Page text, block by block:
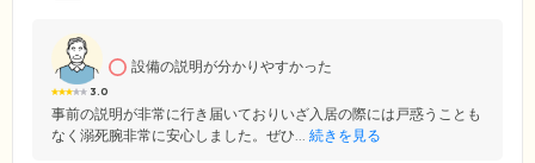
3.0
設備の説明が分かりやすかった
事前の説明が非常に行き届いておりいざ入居の際には戸惑うことも
なく溺死腕非常に安心しました。ぜひ... 続きを見る